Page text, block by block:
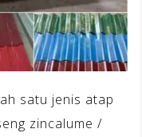
satu jenis atap
zincalume /